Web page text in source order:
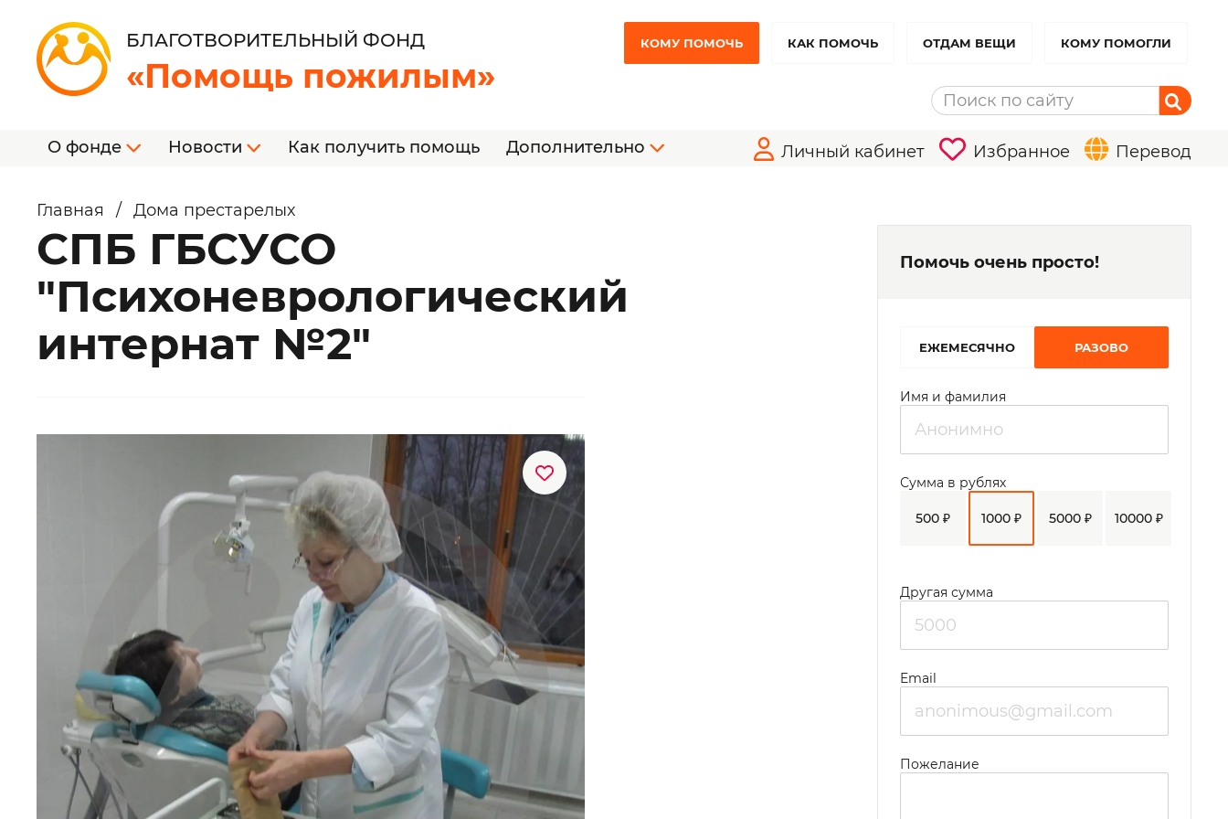
БЛАГОТВОРИТЕЛЬНЫЙ ФОНД
«Помощь пожилым»
КОМУ ПОМОЧЬ КАК ПОМОЧЬ ОТДАМ ВЕЩИ КОМУ ПОМОГЛИ
О фонде Новости Как получить помощь Дополнительно Личный кабинет Избранное Перевод
Главная / Дома престарелых
СПБ ГБСУСО
"Психоневрологический
интернат №2"
Помочь очень просто!
EЖЕМЕСЯЧНО РАЗОВО
Имя и фамилия
500 ₽ 1000 ₽ 5000 ₽ 10000 ₽
Сумма в рублях
Другая сумма
Email
Пожелание